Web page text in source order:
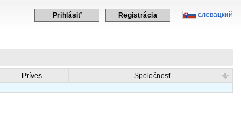
словацкий
Prihlásiť Registrácia
Príves
Spoločnosť